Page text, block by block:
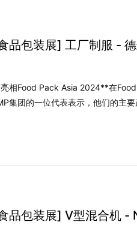
品包装展] 工厂制服 -
相Food Pack Asia 2024**在
集团的一位代表表示，他们的主
品包装展] V型混合机 -